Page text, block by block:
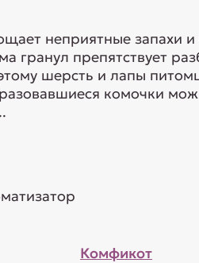
неприятные запахи и
гранул препятствует
шерсть и лапы
комочки
Комфикот